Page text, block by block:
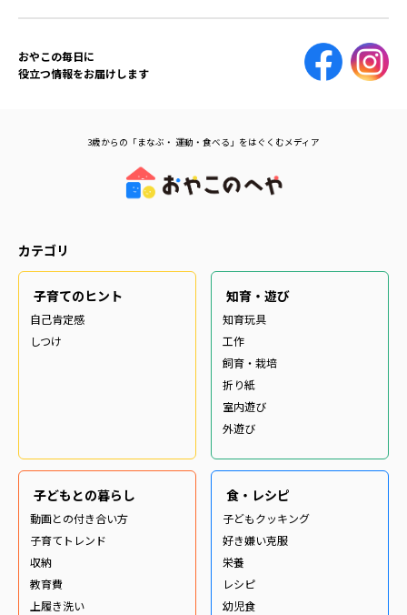
おやこの毎日に
役立つ情報をお届けします
3歳からの「まなぶ・ 運動・食べる」をはぐくむメディア
カテゴリ
子育てのヒント
自己肯定感
しつけ
知育・遊び
知育玩具
工作
飼育・栽培
折り紙
室内遊び
外遊び
子どもとの暮らし
動画との付き合い方
子育てトレンド
収納
教育費
上履き洗い
食・レシピ
子どもクッキング
好き嫌い克服
栄養
レシピ
幼児食